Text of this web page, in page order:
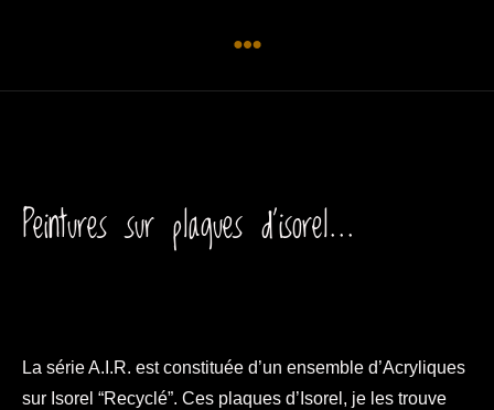
Peintures sur plaques d'isorel...
La série A.I.R. est constituée d’un ensemble d’Acryliques
sur Isorel “Recyclé”. Ces plaques d’Isorel, je les trouve